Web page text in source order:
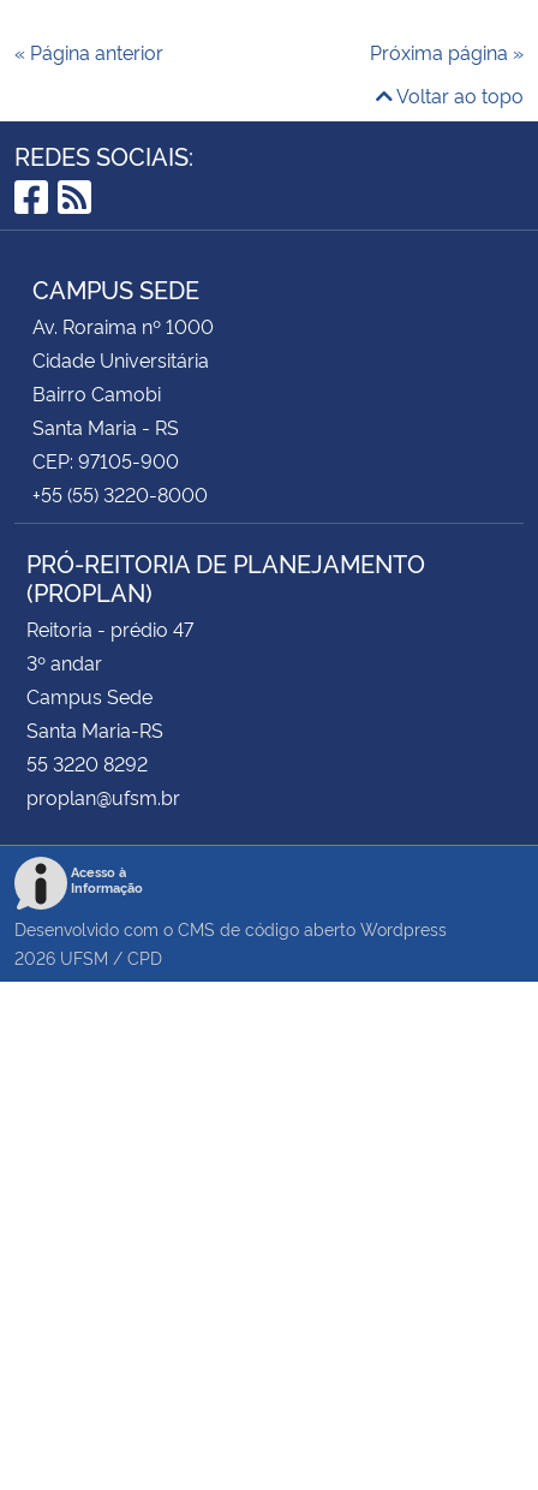
« Página anterior
Próxima página »
Voltar ao topo
REDES SOCIAIS:
Facebook
RSS
CAMPUS SEDE
Av. Roraima nº 1000
Cidade Universitária
Bairro Camobi
Santa Maria - RS
CEP: 97105-900
+55 (55) 3220-8000
PRÓ-REITORIA DE PLANEJAMENTO
(PROPLAN)
Reitoria - prédio 47
3º andar
Campus Sede
Santa Maria-RS
55 3220 8292
proplan@ufsm.br
Acesso à
Informação
Desenvolvido com o CMS de código aberto Wordpress
2026 UFSM / CPD